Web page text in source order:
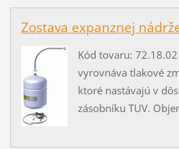
Zostava expanznej
Kód tovaru:
vyrovnáva tlakové
ktoré nastávajú v
zásobníku TUV.